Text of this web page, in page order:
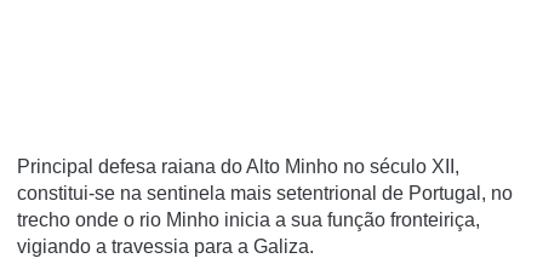
Principal defesa raiana do Alto Minho no século XII,
constitui-se na sentinela mais setentrional de Portugal, no
trecho onde o rio Minho inicia a sua função fronteiriça,
vigiando a travessia para a Galiza.